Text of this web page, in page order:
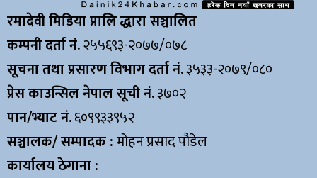
रमादेवी मिडिया प्रालि द्धारा सञ्चालित
कम्पनी दर्ता नं.२५५६९३-२०७७/०७८
सूचना तथा प्रसारण विभाग दर्ता नं.३५३३-२०७९/०८०
प्रेस काउन्सिल नेपाल सूची नं.३७०२
पान/भ्याट नं.६०९९३३९५२
सञ्चालक/ सम्पादक :मोहन प्रसाद पौडेल
कार्यालय ठेगाना :